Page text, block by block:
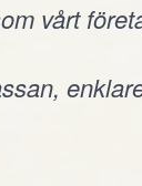
vårt